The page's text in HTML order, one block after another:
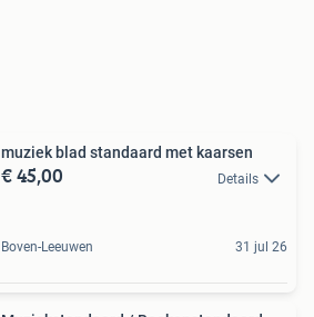
muziek blad standaard met kaarsen
€ 45,00 Details
Boven-Leeuwen 31 jul 26